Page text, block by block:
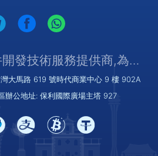
專業網絡應用軟件開發技術服務提供商,為您提供優質/可靠的服務
大馬路 619 號時代商業中心 9 樓 902A
辦公地址: 保利國際廣場主塔 927